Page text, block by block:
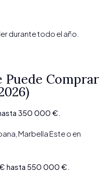
durante todo el año.
Puede Comprar
350 000 €.
Marbella Este o en
hasta 550 000 €.